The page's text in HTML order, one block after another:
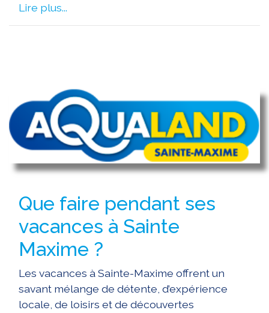
Lire plus...
Que faire pendant ses
vacances à Sainte
Maxime ?
Les vacances à Sainte-Maxime offrent un
savant mélange de détente, d’expérience
locale, de loisirs et de découvertes